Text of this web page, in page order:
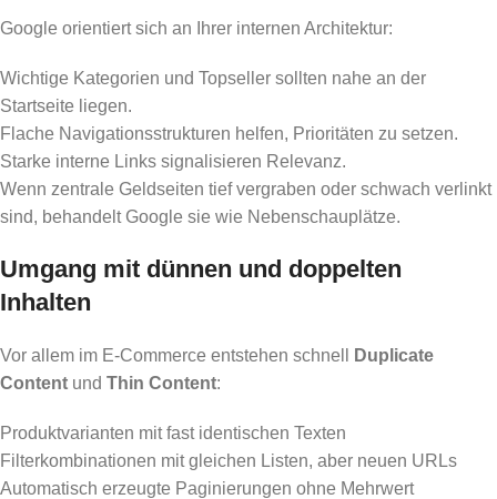
Google orientiert sich an Ihrer internen Architektur:
Wichtige Kategorien und Topseller sollten nahe an der
Startseite liegen.
Flache Navigationsstrukturen helfen, Prioritäten zu setzen.
Starke interne Links signalisieren Relevanz.
Wenn zentrale Geldseiten tief vergraben oder schwach verlinkt
sind, behandelt Google sie wie Nebenschauplätze.
Umgang mit dünnen und doppelten
Inhalten
Vor allem im E‑Commerce entstehen schnell
Duplicate
Content und Thin Content:
Produktvarianten mit fast identischen Texten
Filterkombinationen mit gleichen Listen, aber neuen URLs
Automatisch erzeugte Paginierungen ohne Mehrwert